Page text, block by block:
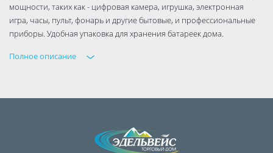
мощности, таких как - цифровая камера, игрушка, электронная
игра, часы, пульт, фонарь и другие бытовые, и профессиональные
приборы. Удобная упаковка для хранения батареек дома.
Полное описание